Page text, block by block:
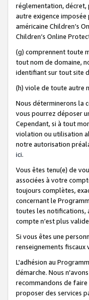
réglementation, décret,
autre exigence
américaine Children’s
Children’s Online
(g) comprennent toute
tout nom de domaine,
identifiant sur tout site
(h) viole de toute autre
Nous déterminerons la
vous pourrez déposer
Cependant, si à tout
violation ou utilisation
notre autorisation
ici.
Vous êtes tenu(e) de
associées à votre
toujours complètes,
concernant le
toutes les notifications,
compte n’est plus
Si vous êtes une
renseignements fiscaux
L'adhésion au
démarche. Nous
recommandons de
proposer des services